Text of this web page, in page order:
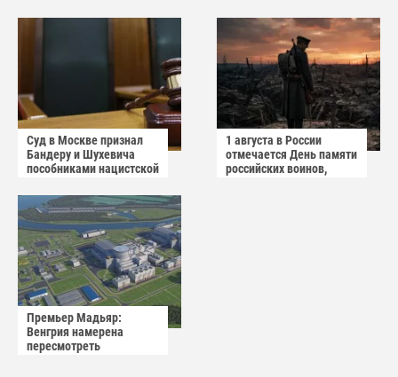
маркетплейса Rozetka
Суд в Москве признал
Бандеру и Шухевича
пособниками нацистской
1 августа в России
отмечается День памяти
российских воинов,
Премьер Мадьяр:
Венгрия намерена
пересмотреть